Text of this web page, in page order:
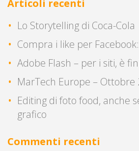
Articoli recenti
Lo Storytelling di Coca-Cola
Compra i like per
Adobe Flash – per i siti, è
MarTech Europe – Ottobre
Editing di foto food, anche
grafico
Commenti recenti